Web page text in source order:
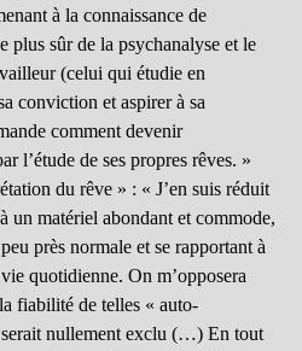
à la connaissance de
plus sûr de la psychanalyse et le
(celui qui étudie en
conviction et aspirer à sa
comment devenir
l’étude de ses propres rêves. »
du rêve » : « J’en suis réduit
un matériel abondant et commode,
près normale et se rapportant à
quotidienne. On m’opposera
fiabilité de telles « auto-
serait nullement exclu (…) En tout